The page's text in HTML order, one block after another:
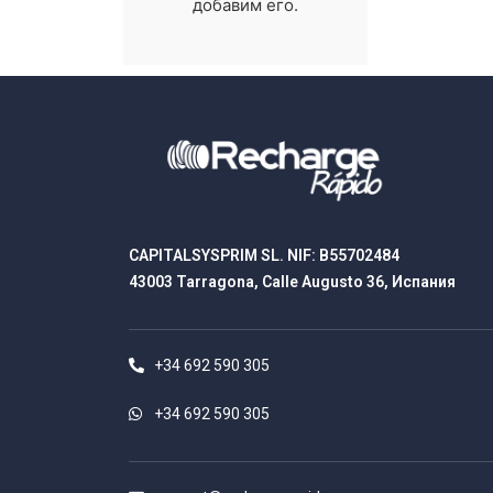
добавим его.
CAPITALSYSPRIM SL. NIF: B55702484
43003 Tarragona, Calle Augusto 36, Испания
+34 692 590 305
+34 692 590 305